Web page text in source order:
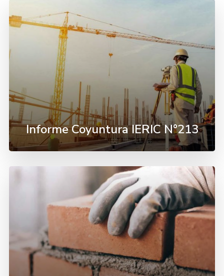
Informe Coyuntura IERIC N°213